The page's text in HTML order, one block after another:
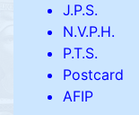
J.P.S.
N.V.P.H.
P.T.S.
Postcard
AFIP